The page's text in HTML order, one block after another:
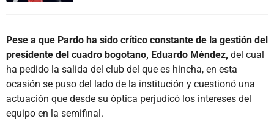
Pese a que Pardo ha sido crítico constante de la gestión del
presidente del cuadro bogotano, Eduardo Méndez, del cual
ha pedido la salida del club del que es hincha, en esta
ocasión se puso del lado de la institución y cuestionó una
actuación que desde su óptica perjudicó los intereses del
equipo en la semifinal.